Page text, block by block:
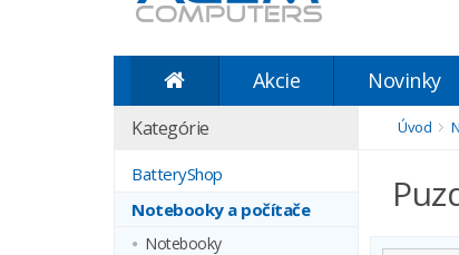
Akcie Novinky
Kategórie
BatteryShop
Notebooky a počítače
Notebooky
Úvod